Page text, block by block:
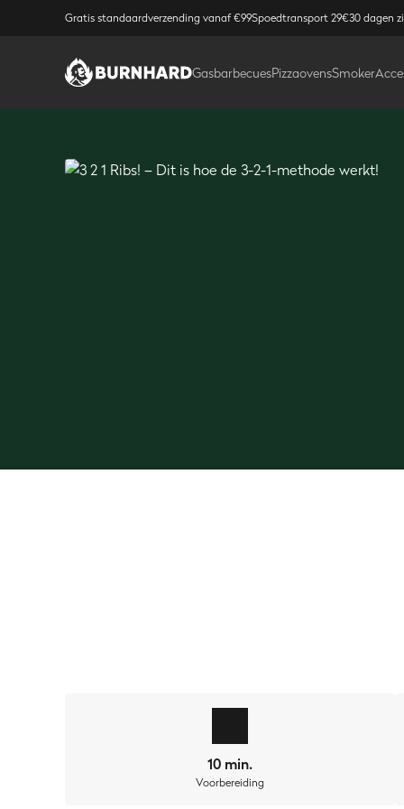
Gratis standaardverzending vanaf €99Spoedtransport 29€30 dagen
GasbarbecuesPizzaovensSmoker
Wil je het laatste aftellen beginnen naar
10 min.
Voorbereiding